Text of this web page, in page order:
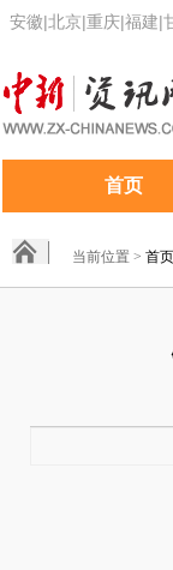
安徽|北京|重庆|福建|
首页
当前位置 > 首页